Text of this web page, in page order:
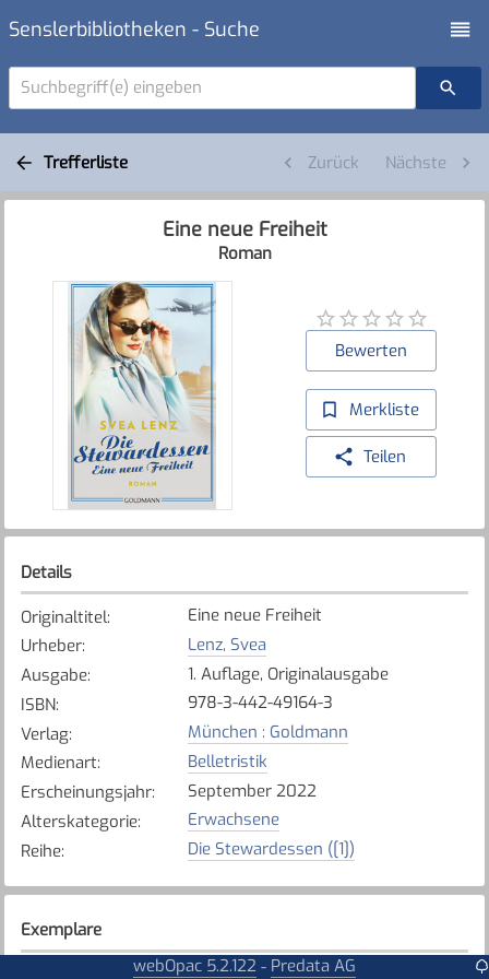
Senslerbibliotheken - Suche
Suchbegriff(e) eingeben
Trefferliste Zurück Nächste
Eine neue Freiheit
Roman
Bewerten
Merkliste
Teilen
Details
Originaltitel:
Eine neue Freiheit
Urheber:
Lenz, Svea
Ausgabe:
1. Auflage, Originalausgabe
ISBN:
978-3-442-49164-3
Verlag:
München : Goldmann
Medienart:
Belletristik
Erscheinungsjahr:
September 2022
Alterskategorie:
Erwachsene
Reihe: Die Stewardessen ([1])
Exemplare
webOpac 5.2.122 - Predata AG